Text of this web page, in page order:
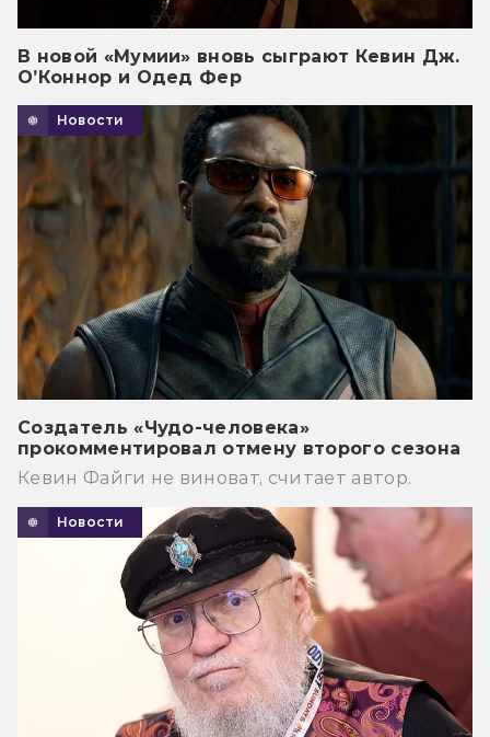
В новой «Мумии» вновь сыграют Кевин Дж.
О’Коннор и Одед Фер
Новости
Создатель «Чудо-человека»
прокомментировал отмену второго сезона
Кевин Файги не виноват, считает автор.
Новости